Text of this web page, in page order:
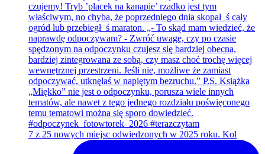
7 z 25 nowych miejsc odwiedzonych w 2025 roku. Kol